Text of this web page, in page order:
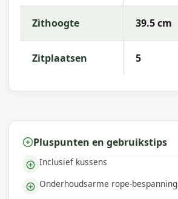
Zithoogte 39.5 cm
Zitplaatsen 5
Pluspunten en gebruikstips
Inclusief kussens
Onderhoudsarme rope-bespanning